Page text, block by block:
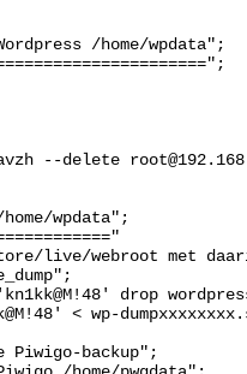
/home/wpdata";
-avzh --delete
/home/wpdata";
live/webroot met
drop
< wp-
Piwigo-backup";